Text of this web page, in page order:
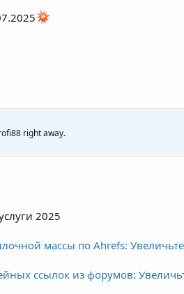
right away.
2025
массы по Ahrefs:
ссылок из форумов: